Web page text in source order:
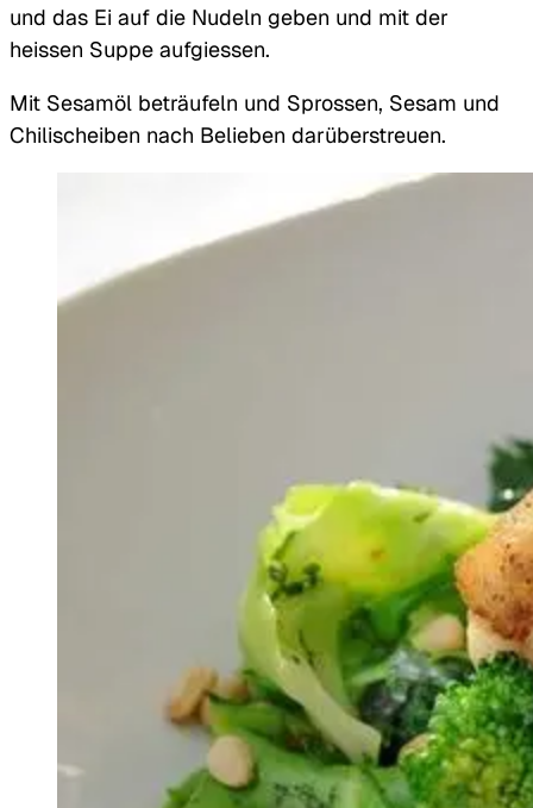
und das Ei auf die Nudeln geben und mit der
heissen Suppe aufgiessen.
Mit Sesamöl beträufeln und Sprossen, Sesam und
Chilischeiben nach Belieben darüberstreuen.